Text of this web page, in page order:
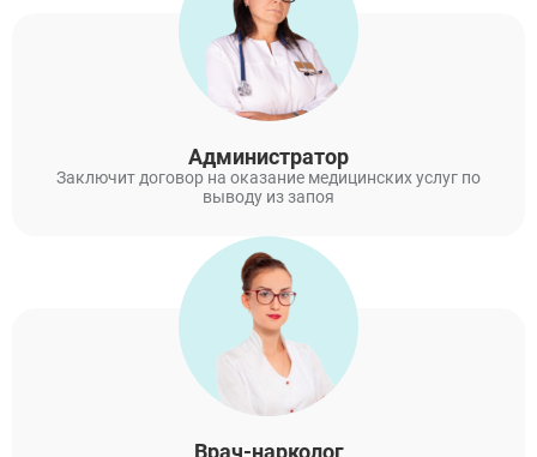
Администратор
Заключит договор на оказание медицинских услуг по
выводу из запоя
Врач-нарколог